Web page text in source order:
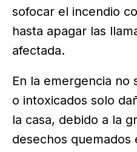
sofocar el incendio
hasta apagar las
afectada.
En la emergencia
o intoxicados solo
la casa, debido a la
desechos quemados